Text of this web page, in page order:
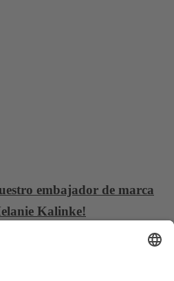
embajador de marca
Kalinke!